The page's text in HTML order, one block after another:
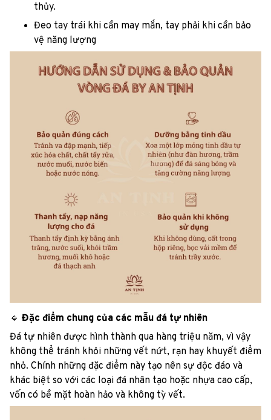
thủy.
Đeo tay trái khi cần may mắn, tay phải khi cần bảo
vệ năng lượng
🔹 Đặc điểm chung của các mẫu đá tự nhiên
Đá tự nhiên được hình thành qua hàng triệu năm, vì vậy
không thể tránh khỏi những vết nứt, rạn hay khuyết điểm
nhỏ. Chính những đặc điểm này tạo nên sự độc đáo và
khác biệt so với các loại đá nhân tạo hoặc nhựa cao cấp,
vốn có bề mặt hoàn hảo và không tỳ vết.